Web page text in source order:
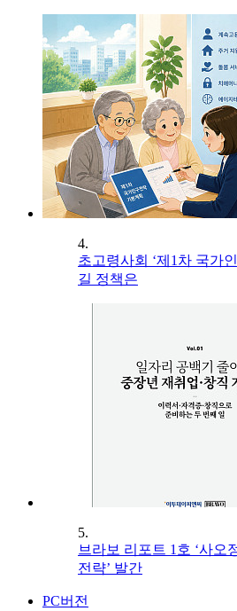
4.
초고령사회 ‘제1차 국가
길 정책은
5.
브라보 리포트 1호 ‘사오
전략’ 발간
PC버전